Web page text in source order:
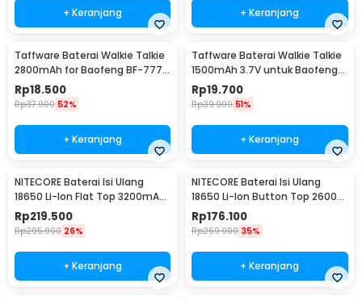
+ Keranjang + Keranjang
Taffware Baterai Walkie Talkie
2800mAh for Baofeng BF-777S
666S 888S
Rp18.500
Rp37.900 52%
+ Keranjang
Taffware Baterai Walkie Talkie
1500mAh 3.7V untuk Baofeng
BF-UV3R - BL-3
Rp19.700
Rp39.900 51%
+ Keranjang
NITECORE Baterai Isi Ulang
18650 Li-Ion Flat Top 3200mAh
3.7V 1 PCS - NL1832
Rp219.500
Rp295.900 26%
+ Keranjang
NITECORE Baterai Isi Ulang
18650 Li-Ion Button Top 2600
mAh 3.7V 1 PCS - NL1826
Rp176.100
Rp269.900 35%
+ Keranjang